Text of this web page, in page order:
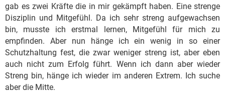
gab es zwei Kräfte die in mir gekämpft haben. Eine strenge
Disziplin und Mitgefühl. Da ich sehr streng aufgewachsen
bin, musste ich erstmal lernen, Mitgefühl für mich zu
empfinden. Aber nun hänge ich ein wenig in so einer
Schutzhaltung fest, die zwar weniger streng ist, aber eben
auch nicht zum Erfolg führt. Wenn ich dann aber wieder
Streng bin, hänge ich wieder im anderen Extrem. Ich suche
aber die Mitte.